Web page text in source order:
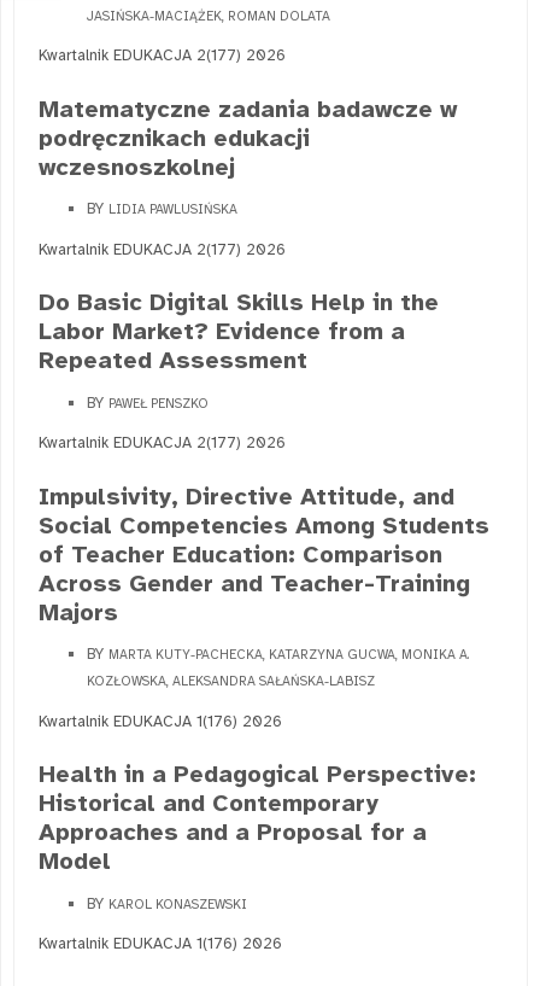
JASIŃSKA-MACIĄŻEK, ROMAN DOLATA
Kwartalnik EDUKACJA 2(177) 2026
Matematyczne zadania badawcze w
podręcznikach edukacji
wczesnoszkolnej
BY LIDIA PAWLUSIŃSKA
Kwartalnik EDUKACJA 2(177) 2026
Do Basic Digital Skills Help in the
Labor Market? Evidence from a
Repeated Assessment
BY PAWEŁ PENSZKO
Kwartalnik EDUKACJA 2(177) 2026
Impulsivity, Directive Attitude, and
Social Competencies Among Students
of Teacher Education: Comparison
Across Gender and Teacher-Training
Majors
BY MARTA KUTY-PACHECKA, KATARZYNA GUCWA, MONIKA A.
KOZŁOWSKA, ALEKSANDRA SAŁAŃSKA-LABISZ
Kwartalnik EDUKACJA 1(176) 2026
Health in a Pedagogical Perspective:
Historical and Contemporary
Approaches and a Proposal for a
Model
BY KAROL KONASZEWSKI
Kwartalnik EDUKACJA 1(176) 2026